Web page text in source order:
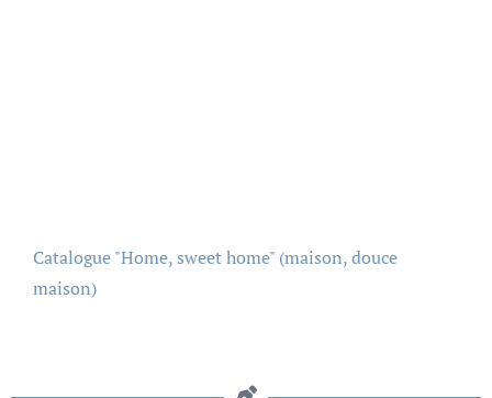
Catalogue "Home, sweet home" (maison, douce
maison)